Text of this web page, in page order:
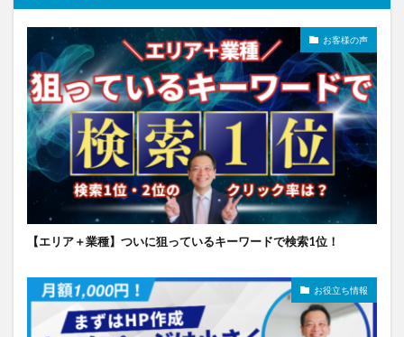
お客様の声
【エリア＋業種】ついに狙っているキーワードで検索1位！
お役立ち情報